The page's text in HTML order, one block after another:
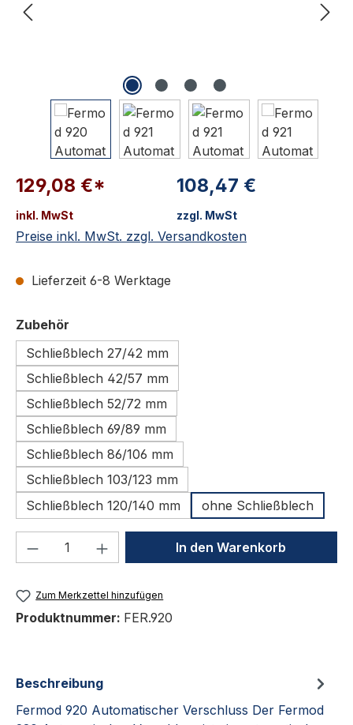
129,08 €*
inkl. MwSt
108,47 €
zzgl. MwSt
Preise inkl. MwSt. zzgl. Versandkosten
Lieferzeit 6-8 Werktage
Zubehör
Schließblech 27/42 mm
Schließblech 42/57 mm
Schließblech 52/72 mm
Schließblech 69/89 mm
Schließblech 86/106 mm
Schließblech 103/123 mm
Schließblech 120/140 mm
ohne Schließblech
Produkt Anzahl: Gib denIn den Warenkorb
Zum Merkzettel hinzufügen
Produktnummer: FER.920
Beschreibung
Fermod 920 Automatischer Verschluss Der Fermod